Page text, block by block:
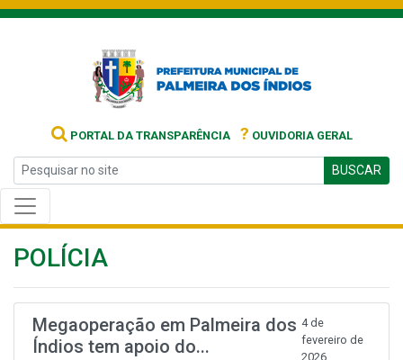
PORTAL DA TRANSPARÊNCIA ? OUVIDORIA GERAL
BUSCAR
POLÍCIA
Megaoperação em Palmeira dos
Índios tem apoio do...
4 de
fevereiro de
2026